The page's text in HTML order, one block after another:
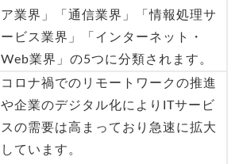
ア業界」「通信業界」「情報処理サ
ービス業界」「インターネット・
Web業界」の5つに分類されます。
コロナ禍でのリモートワークの推進
や企業のデジタル化によりITサービ
スの需要は高まっており急速に拡大
しています。